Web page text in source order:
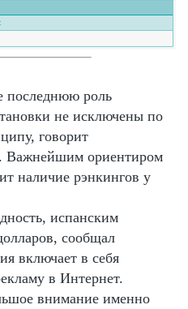
последнюю роль
не исключены по
говорит
Важнейшим ориентиром
наличие рэнкингов у
испанским
сообщал
включает в себя
в Интернет.
внимание именно